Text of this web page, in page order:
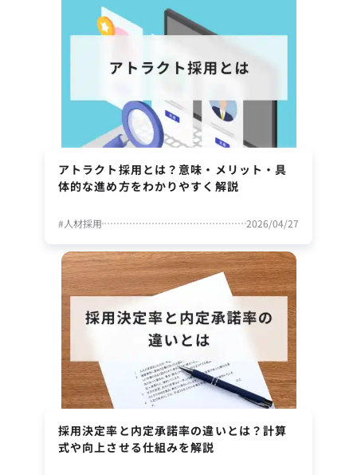
アトラクト採用とは？意味・メリット・具
体的な進め方をわかりやすく解説
#人材採用 2026/04/27
採用決定率と内定承諾率の違いとは？計算
式や向上させる仕組みを解説